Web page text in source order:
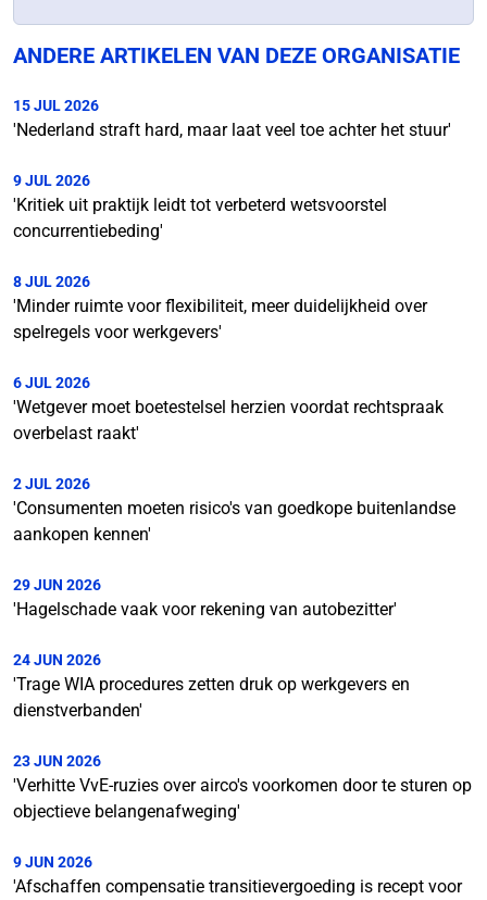
ANDERE ARTIKELEN VAN DEZE ORGANISATIE
15 JUL 2026
'Nederland straft hard, maar laat veel toe achter het stuur'
9 JUL 2026
'Kritiek uit praktijk leidt tot verbeterd wetsvoorstel
concurrentiebeding'
8 JUL 2026
'Minder ruimte voor flexibiliteit, meer duidelijkheid over
spelregels voor werkgevers'
6 JUL 2026
'Wetgever moet boetestelsel herzien voordat rechtspraak
overbelast raakt'
2 JUL 2026
'Consumenten moeten risico's van goedkope buitenlandse
aankopen kennen'
29 JUN 2026
'Hagelschade vaak voor rekening van autobezitter'
24 JUN 2026
'Trage WIA procedures zetten druk op werkgevers en
dienstverbanden'
23 JUN 2026
'Verhitte VvE-ruzies over airco's voorkomen door te sturen op
objectieve belangenafweging'
9 JUN 2026
'Afschaffen compensatie transitievergoeding is recept voor